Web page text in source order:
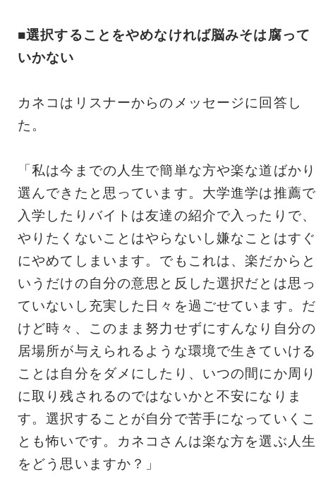
■選択することをやめなければ脳みそは腐って
いかない
カネコはリスナーからのメッセージに回答し
た。
「私は今までの人生で簡単な方や楽な道ばかり
選んできたと思っています。大学進学は推薦で
入学したりバイトは友達の紹介で入ったりで、
やりたくないことはやらないし嫌なことはすぐ
にやめてしまいます。でもこれは、楽だからと
いうだけの自分の意思と反した選択だとは思っ
ていないし充実した日々を過ごせています。だ
けど時々、このまま努力せずにすんなり自分の
居場所が与えられるような環境で生きていける
ことは自分をダメにしたり、いつの間にか周り
に取り残されるのではないかと不安になりま
す。選択することが自分で苦手になっていくこ
とも怖いです。カネコさんは楽な方を選ぶ人生
をどう思いますか？」